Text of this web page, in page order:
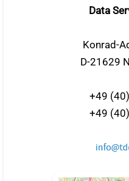
Data
Konrad-
D-21629
+49
+49